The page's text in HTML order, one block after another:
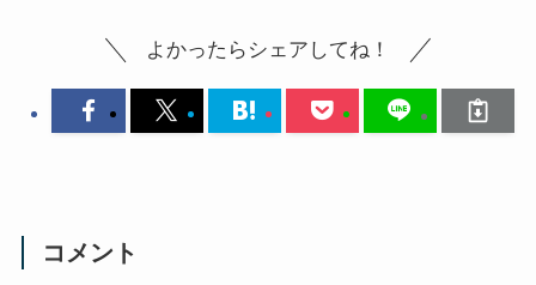
よかったらシェアしてね！
コメント